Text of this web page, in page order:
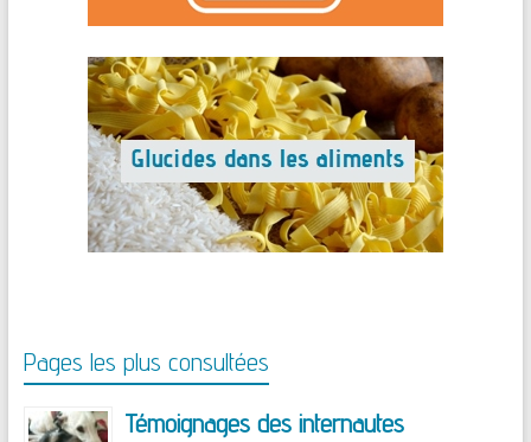
Pages les plus consultées
Témoignages des internautes